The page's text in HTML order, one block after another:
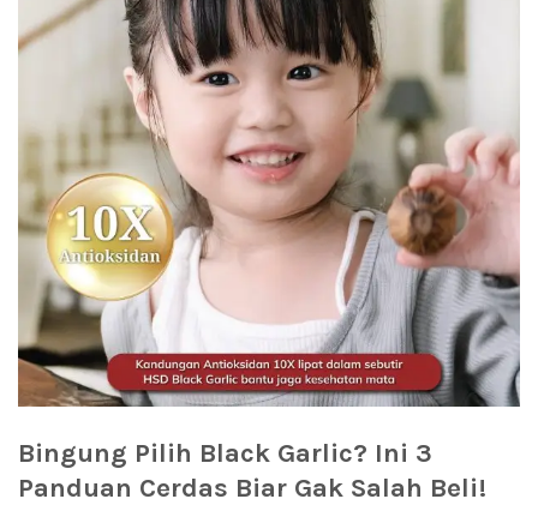
Bingung Pilih Black Garlic? Ini 3
Panduan Cerdas Biar Gak Salah Beli!